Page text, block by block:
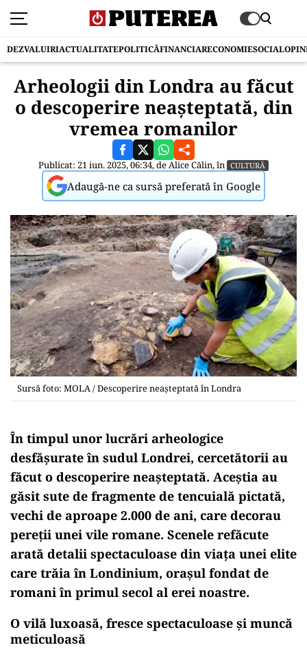
DEZVALUIRIACTUALITATEPOLITICĂFINANCIARECONOMIESOCIAL
Arheologii din Londra au făcut
o descoperire neașteptată, din
vremea romanilor
Publicat: 21 iun. 2025, 06:34, deAlice Călin, în CULTURĂ
Adaugă-ne ca sursă preferată în Google
Sursă foto: MOLA / Descoperire neașteptată în Londra
În timpul unor lucrări arheologice
desfășurate în sudul Londrei, cercetătorii au
făcut o descoperire neașteptată. Aceștia au
găsit sute de fragmente de tencuială pictată,
vechi de aproape 2.000 de ani, care decorau
pereții unei vile romane. Scenele refăcute
arată detalii spectaculoase din viața unei elite
care trăia în Londinium, orașul fondat de
romani în primul secol al erei noastre.
O vilă luxoasă, fresce spectaculoase și muncă
meticuloasă